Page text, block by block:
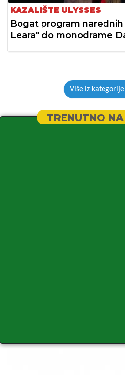
KAZALIŠTE ULYSSES
Bogat program narednih
Leara" do monodrame
Više iz
TRENUTNO